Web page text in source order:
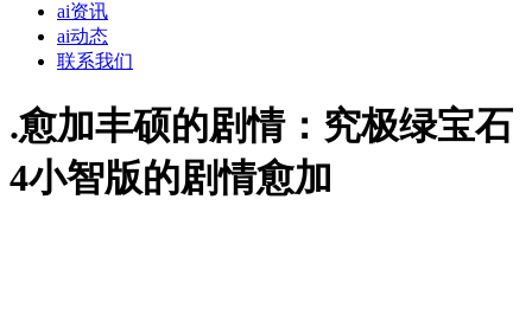
ai资讯
ai动态
联系我们
.愈加丰硕的剧情：究极绿宝石
4小智版的剧情愈加